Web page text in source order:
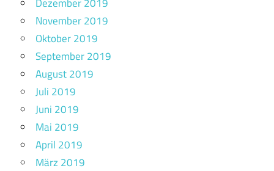
November 2019
Oktober 2019
September 2019
August 2019
Juli 2019
Juni 2019
Mai 2019
April 2019
März 2019